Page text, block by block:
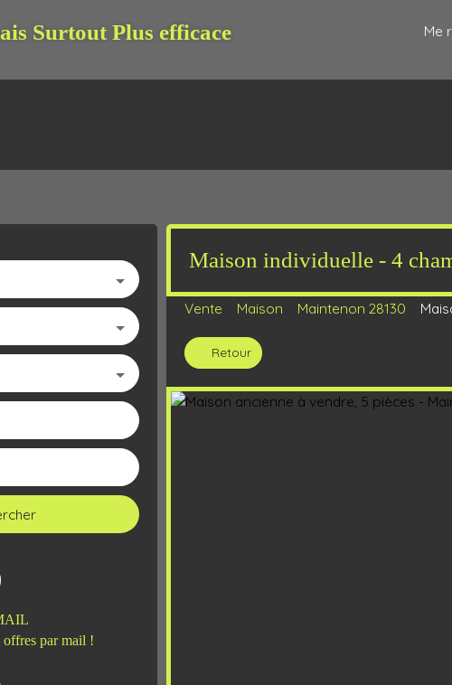
Surtout Plus efficace Me
À LOUER ESTIMATION BIENS VENDUS NOS
par mail !
Maison individuelle - 4
Vente Maison Maintenon 28130
Retour